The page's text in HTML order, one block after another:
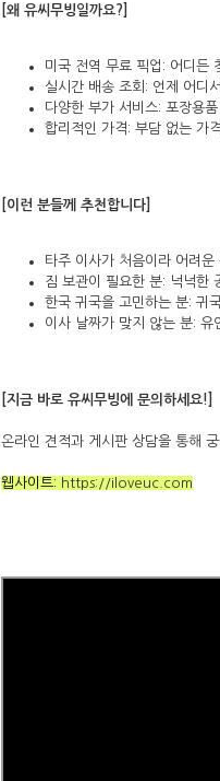
[왜 유씨무빙일까요?]
미국 전역 무료 픽업: 어디든
실시간 배송 조회: 언제 어디
다양한 부가 서비스: 포장용
합리적인 가격: 부담 없는 가
[이런 분들께 추천합니다]
타주 이사가 처음이라 어려
짐 보관이 필요한 분: 넉넉한
한국 귀국을 고민하는 분: 귀
이사 날짜가 맞지 않는 분: 유
[지금 바로 유씨무빙에 문의하세요!]
온라인 견적과 게시판 상담을 통해
웹사이트: https://iloveuc.com